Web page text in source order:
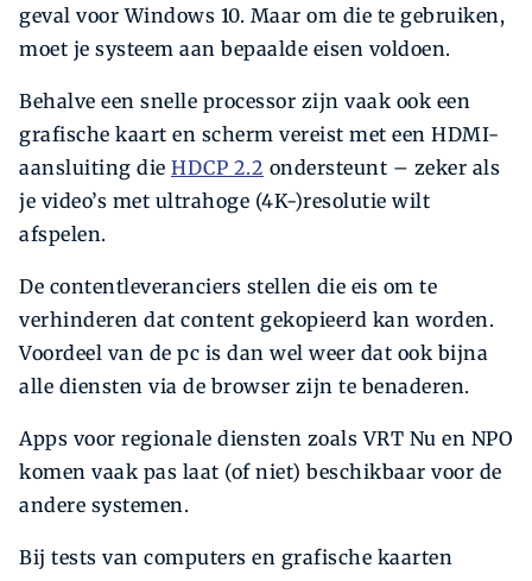
geval voor Windows 10. Maar om die te gebruiken,
moet je systeem aan bepaalde eisen voldoen.
Behalve een snelle processor zijn vaak ook een
grafische kaart en scherm vereist met een HDMI-
aansluiting die HDCP 2.2 ondersteunt – zeker als
je video’s met ultrahoge (4K-)resolutie wilt
afspelen.
De contentleveranciers stellen die eis om te
verhinderen dat content gekopieerd kan worden.
Voordeel van de pc is dan wel weer dat ook bijna
alle diensten via de browser zijn te benaderen.
Apps voor regionale diensten zoals VRT Nu en NPO
komen vaak pas laat (of niet) beschikbaar voor de
andere systemen.
Bij tests van computers en grafische kaarten